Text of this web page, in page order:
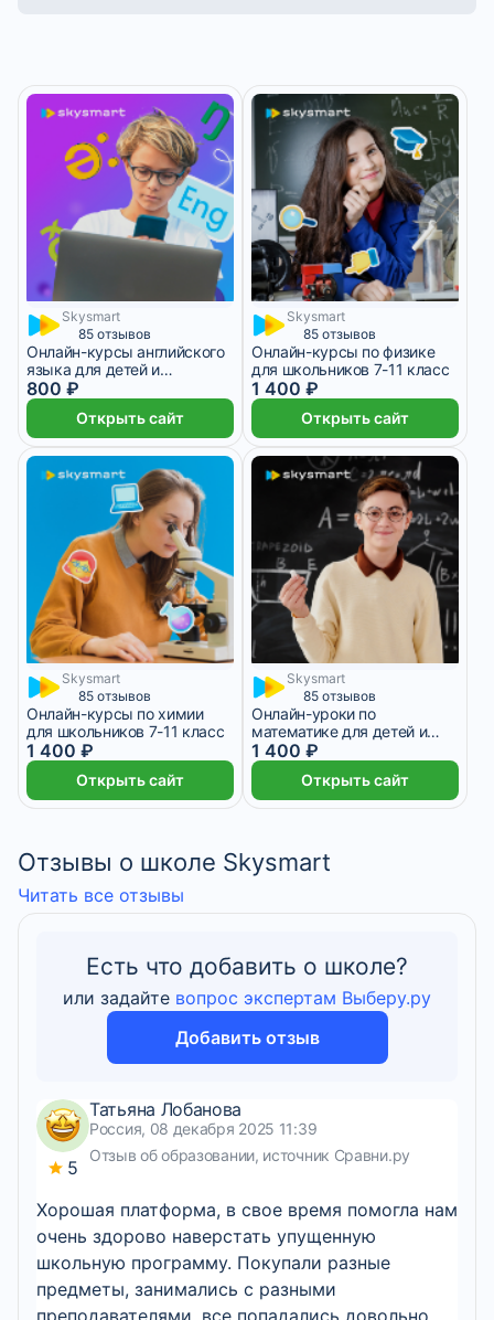
Skysmart
85 отзывов
Онлайн-курсы английского
языка для детей и
подростков
800 ₽
Открыть сайт
Skysmart
85 отзывов
Онлайн-курсы по физике
для школьников 7-11 класс
1 400 ₽
Открыть сайт
Skysmart
85 отзывов
Онлайн-курсы по химии
для школьников 7-11 класс
1 400 ₽
Открыть сайт
Skysmart
85 отзывов
Онлайн-уроки по
математике для детей и
подростков
1 400 ₽
Открыть сайт
Отзывы о школе Skysmart
Читать все отзывы
Есть что добавить о школе?
или задайте вопрос экспертам Выберу.ру
Добавить отзыв
5
Татьяна Лобанова
Россия, 08 декабря 2025 11:39
Отзыв об образовании, источник Сравни.ру
Хорошая платформа, в свое время помогла нам
очень здорово наверстать упущенную
школьную программу. Покупали разные
предметы, занимались с разными
преподавателями, все попадались довольно